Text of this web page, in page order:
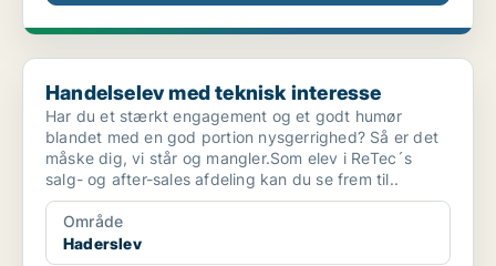
Handelselev med teknisk interesse
Handelselev med teknisk interesse
Har du et stærkt engagement og et godt humør
blandet med en god portion nysgerrighed? Så er det
måske dig, vi står og mangler.Som elev i ReTec´s
salg- og after-sales afdeling kan du se frem til..
Område
Haderslev